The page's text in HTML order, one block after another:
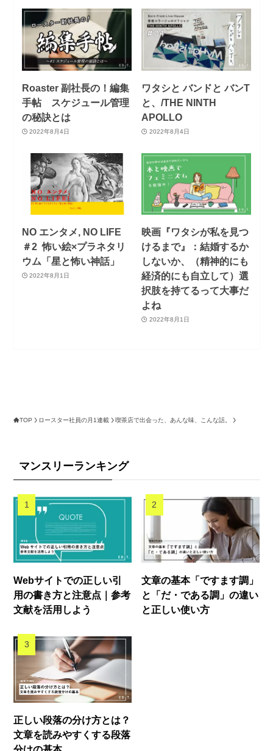
Roaster 副社長の！編集
手帖 スケジュール管理
の秘訣とは
2022年8月4日
ワタシと バンドと バンT
と、/THE NINTH
APOLLO
2022年8月4日
NO エンタメ, NO LIFE
＃2 怖い絵×プラネタリ
ウム「星と怖い神話」
2022年8月1日
映画『ワタシが私を見つ
けるまで』：結婚するか
しないか、（精神的にも
経済的にも自立して）選
択肢を持てるって大事だ
よね
2022年8月1日
TOP ロースター社員の月1連載 喫茶店で出会った、あんな味、こんな話。
マンスリーランキング
Webサイトでの正しい引
用の書き方と注意点｜参考
文献を活用しよう
文章の基本「ですます調」
と「だ・である調」の違い
と正しい使い方
正しい段落の分け方とは？
文章を読みやすくする段落